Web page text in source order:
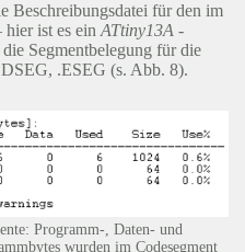
Beschreibungsdatei für den im
ist es ein ATtiny13A -
Segmentbelegung für die
.ESEG (s. Abb. 8).
Programm-, Daten- und
wurden im Codesegment